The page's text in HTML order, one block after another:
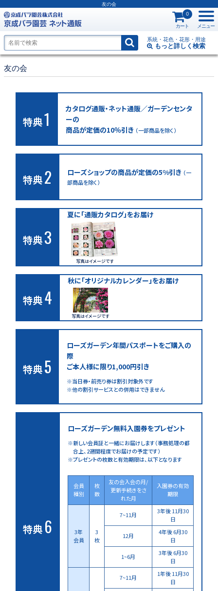
友の会
系統・花色・花形・用途
もっと詳しく検索
カート
0
メニュー
友の会
特典1
カタログ通販・ネット通販／ガーデンセンタ
ーの
商品が定価の10％引き （一部商品を除く）
特典2 ローズショップの商品が定価の5%引き （一
部商品を除く）
特典3
夏に「通販カタログ」をお届け
写真はイメージです
特典4
秋に「オリジナルカレンダー」をお届け
写真はイメージです
特典5
ローズガーデン年間パスポートをご購入の
際
ご本人様に限り1,000円引き
当日券・前売り券は割引対象外です
他の割引サービスとの併用はできません
特典 6
ローズガーデン無料入園券をプレゼント
新しい会員証と一緒にお届けします（事務処理の都
合上、2週間程度でお届けの予定です）
プレゼントの枚数と有効期限は、以下となります
会員
種別
枚
数
友の会入会の月/
更新手続きをさ
れた月
入園券の有効
期限
3年
会員
3
枚
7~11月
3年後 11月30
日
12月
4年後 6月30
日
1~6月
3年後 6月30
日
7~11月
1年後 11月30
日